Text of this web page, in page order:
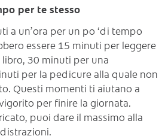
per te stesso
a un’ora per un po ‘di tempo
essere 15 minuti per leggere
30 minuti per una
per la pedicure alla quale non
Questi momenti ti aiutano a
per finire la giornata.
puoi dare il massimo alla